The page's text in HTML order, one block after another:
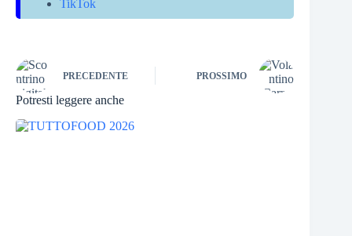
TikTok
PRECEDENTE PROSSIMO
Potresti leggere anche